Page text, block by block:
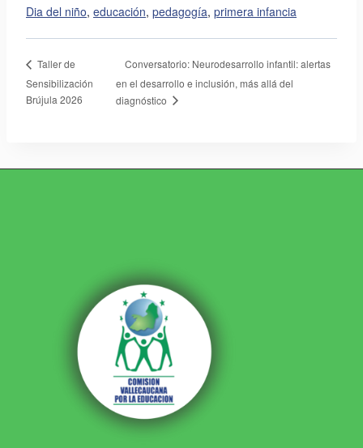
Dia del niño, educación, pedagogía, primera infancia
Taller de
Sensibilización
Brújula 2026
Conversatorio: Neurodesarrollo infantil: alertas
en el desarrollo e inclusión, más allá del
diagnóstico